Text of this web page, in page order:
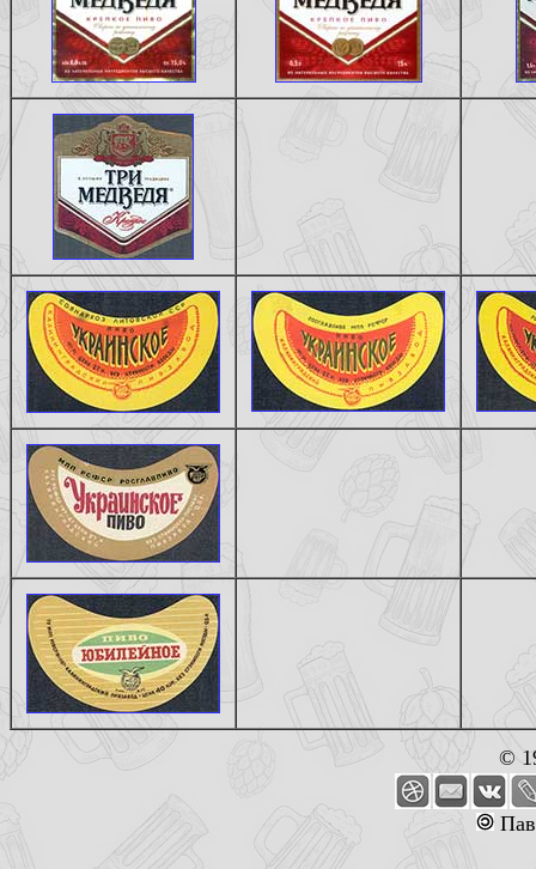
©